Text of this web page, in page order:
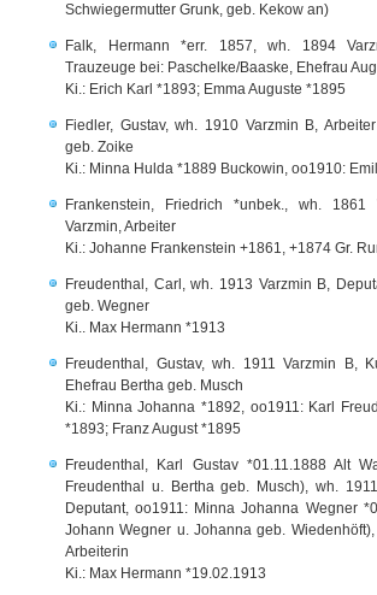
Schwiegermutter Grunk, geb. Kekow an)
Falk, Hermann *err. 1857, wh. 1894
Trauzeuge bei: Paschelke/Baaske, Ehefrau
Ki.: Erich Karl *1893; Emma Auguste *1895
Fiedler, Gustav, wh. 1910 Varzmin B,
geb. Zoike
Ki.: Minna Hulda *1889 Buckowin, oo1910:
Frankenstein, Friedrich *unbek., wh. 1861
Varzmin, Arbeiter
Ki.: Johanne Frankenstein +1861, +1874 Gr.
Freudenthal, Carl, wh. 1913 Varzmin B,
geb. Wegner
Ki.. Max Hermann *1913
Freudenthal, Gustav, wh. 1911 Varzmin B,
Ehefrau Bertha geb. Musch
Ki.: Minna Johanna *1892, oo1911: Karl
*1893; Franz August *1895
Freudenthal, Karl Gustav *01.11.1888 Alt
Freudenthal u. Bertha geb. Musch), wh.
Deputant, oo1911: Minna Johanna Wegner
Johann Wegner u. Johanna geb.
Arbeiterin
Ki.: Max Hermann *19.02.1913